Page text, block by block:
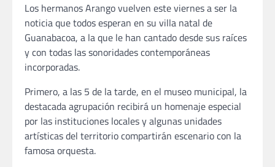
Los hermanos Arango vuelven este viernes a ser la
noticia que todos esperan en su villa natal de
Guanabacoa, a la que le han cantado desde sus raíces
y con todas las sonoridades contemporáneas
incorporadas.
Primero, a las 5 de la tarde, en el museo municipal, la
destacada agrupación recibirá un homenaje especial
por las instituciones locales y algunas unidades
artísticas del territorio compartirán escenario con la
famosa orquesta.